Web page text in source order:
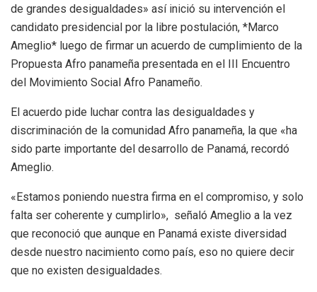
de grandes desigualdades» así inició su intervención el
candidato presidencial por la libre postulación, *Marco
Ameglio* luego de firmar un acuerdo de cumplimiento de la
Propuesta Afro panameña presentada en el III Encuentro
del Movimiento Social Afro Panameño.
El acuerdo pide luchar contra las desigualdades y
discriminación de la comunidad Afro panameña, la que «ha
sido parte importante del desarrollo de Panamá, recordó
Ameglio.
«Estamos poniendo nuestra firma en el compromiso, y solo
falta ser coherente y cumplirlo», señaló Ameglio a la vez
que reconoció que aunque en Panamá existe diversidad
desde nuestro nacimiento como país, eso no quiere decir
que no existen desigualdades.